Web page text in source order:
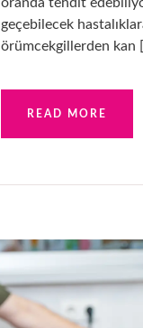
geçebilecek
örümcekgillerden kan
READ MORE